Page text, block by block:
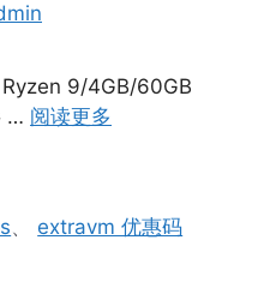
9/4GB/60GB
… 阅读更多
、 extravm 优惠码